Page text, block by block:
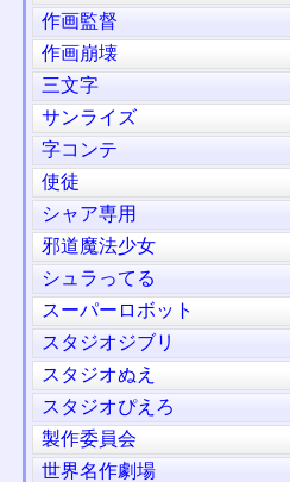
作画監督
作画崩壊
三文字
サンライズ
字コンテ
使徒
シャア専用
邪道魔法少女
シュラってる
スーパーロボット
スタジオジブリ
スタジオぬえ
スタジオぴえろ
製作委員会
世界名作劇場